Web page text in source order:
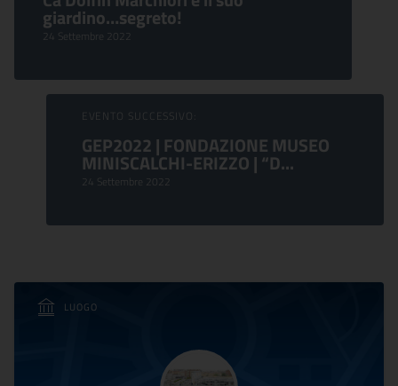
giardino…segreto!
24 Settembre 2022
EVENTO SUCCESSIVO:
GEP2022 | FONDAZIONE MUSEO
MINISCALCHI-ERIZZO | “D...
24 Settembre 2022
LUOGO